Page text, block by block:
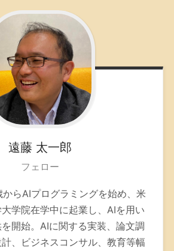
遠藤 太一郎
フェロー
からAIプログラミングを始め、米
学院在学中に起業し、AIを用い
開始。AIに関する実装、論文調
、ビジネスコンサル、教育等幅